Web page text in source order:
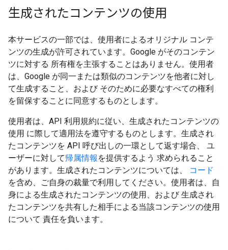
生成されたコンテンツの使用
本サービスの一部では、使用者によるオリジナル コンテ
ンツの生成が許可されています。Google がそのコンテン
ツに対する 所有権を主張することはありません。使用者
は、Google が同一または類似のコンテンツを他者に対し
て生成すること、および そのために必要なすべての権利
を留保することに同意するものとします。
使用者は、API 利用規約に従い、生成されたコンテンツの
使用 に際して適用法を遵守するものとします。生成され
たコンテンツを API 呼び出しの一環として返す場合、 ユ
ーザーに対して帰属情報 を提供するよう 求められること
があります。生成されたコンテンツについては、
コード
を含め、ご自身の裁量で利用してください。使用者は、自
身による生成されたコンテンツの使用、および 生成され
たコンテンツを共有した相手による当該コンテンツの使用
について 責任を負います。